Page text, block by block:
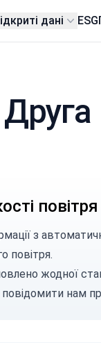
дані ESG
Друга
повітря
з
повітря.
жодної
повідомити нам